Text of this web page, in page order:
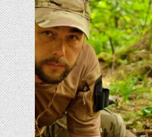
Posted in